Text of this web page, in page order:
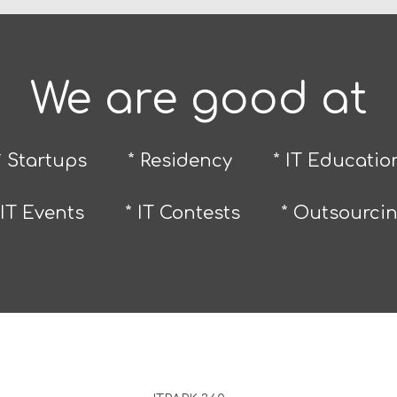
We are good at
Startups * Residency * IT
Events * IT Contests *